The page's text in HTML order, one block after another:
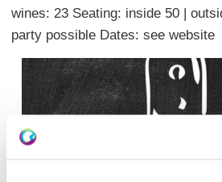
wines: 23 Seating: inside 50 |
party possible Dates: see website